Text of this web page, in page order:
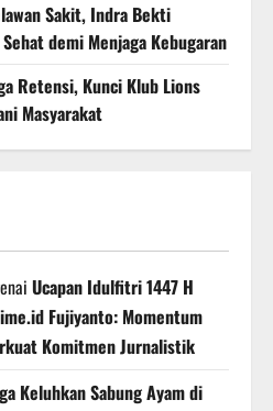
Sakit, Indra Bekti
demi Menjaga Kebugaran
Retensi, Kunci Klub Lions
Masyarakat
Ucapan Idulfitri 1447 H
Fujiyanto: Momentum
Komitmen Jurnalistik
Keluhkan Sabung Ayam di